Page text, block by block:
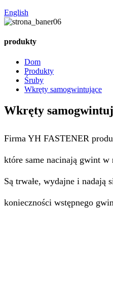
English
produkty
Dom
Produkty
Śruby
Wkręty samogwintujące
Wkręty
Firma YH FASTENER
które same nacinają gwint
Są trwałe, wydajne i nadają
konieczności wstępnego